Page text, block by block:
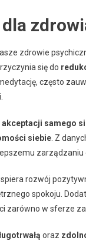
zdrowie
się do
często
akceptacji samego
siebie . Z
rozwój
spokoju.
zarówno w sferze
oraz